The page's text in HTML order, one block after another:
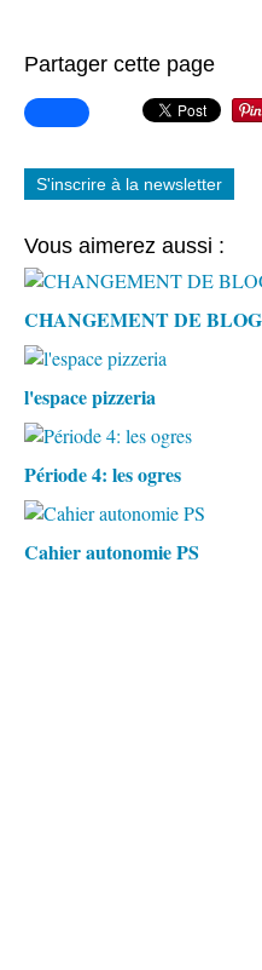
Partager cette page
S'inscrire à la newsletter
Vous aimerez aussi :
CHANGEMENT DE BLOG
l'espace pizzeria
Période 4: les ogres
Cahier autonomie PS